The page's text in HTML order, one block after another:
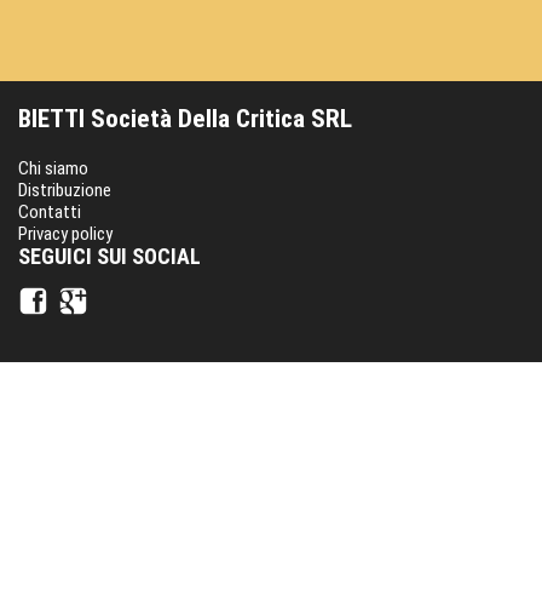
BIETTI Società Della Critica SRL
Chi siamo
Distribuzione
Contatti
Privacy policy
SEGUICI SUI SOCIAL